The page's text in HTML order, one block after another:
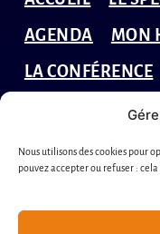
Nous utilisons des cookies pour
pouvez accepter ou refuser :
AGENDA
MON
LA CONFÉRENCE
RIRE SOLIDAIRE
ESPACE PRO